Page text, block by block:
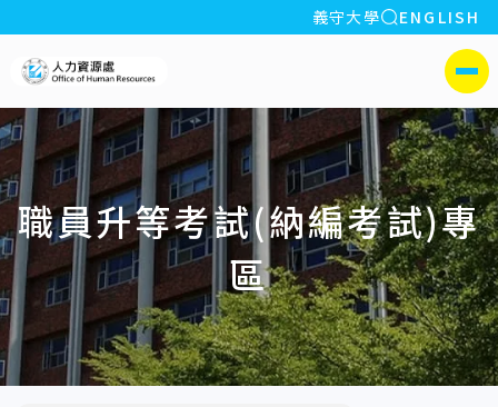
:::
義守大學 全站搜索
ENGLISH
側選單
職員升等考試(納編考試)專
區